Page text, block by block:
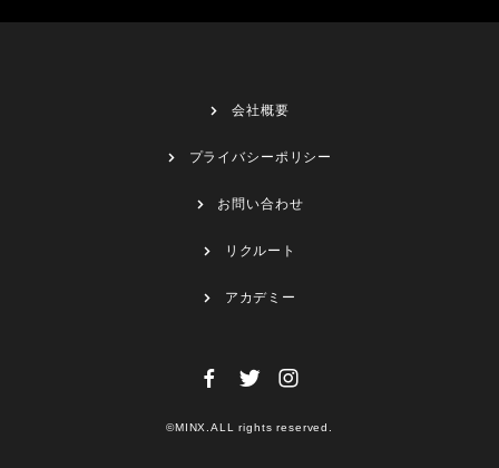
会社概要
プライバシーポリシー
お問い合わせ
リクルート
アカデミー
©MINX.ALL rights reserved.